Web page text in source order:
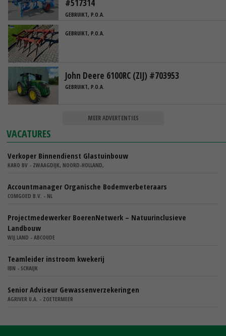
#517314
GEBRUIKT, P.O.A.
GEBRUIKT, P.O.A.
John Deere 6100RC (ZIJ) #703953
GEBRUIKT, P.O.A.
MEER ADVERTENTIES
VACATURES
Verkoper Binnendienst Glastuinbouw
KARO BV - ZWAAGDIJK, NOORD-HOLLAND,
Accountmanager Organische Bodemverbeteraars
COMGOED B.V. - NL
Projectmedewerker BoerenNetwerk – Natuurinclusieve
Landbouw
WIJ.LAND - ABCOUDE
Teamleider instroom kwekerij
IBN - SCHAIJK
Senior Adviseur Gewassenverzekeringen
AGRIVER U.A. - ZOETERMEER